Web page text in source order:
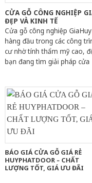
CỬA GỖ CÔNG NGHIỆP
ĐẸP VÀ KINH TẾ
Cửa gỗ công nghiệp
hàng đầu trong các công
cư nhờ tính thẩm mỹ cao,
bạn đang tìm giải pháp cửa
BÁO GIÁ CỬA GỖ GIÁ RẺ
HUYPHATDOOR – CHẤT
LƯỢNG TỐT, GIÁ ƯU ĐÃI